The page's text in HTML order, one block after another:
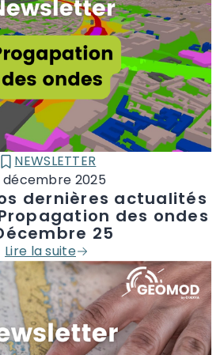
dernières actualités
des ondes
25
Lire la suite
CATÉGORIE :
NEWSLETTER
décembre 2025